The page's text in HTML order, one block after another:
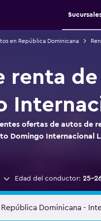
en República Dominicana
renta
ofertas de autos de
Domingo Internacional
Edad del conductor: 25-